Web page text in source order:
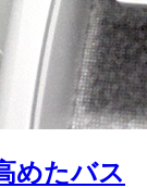
めたバス